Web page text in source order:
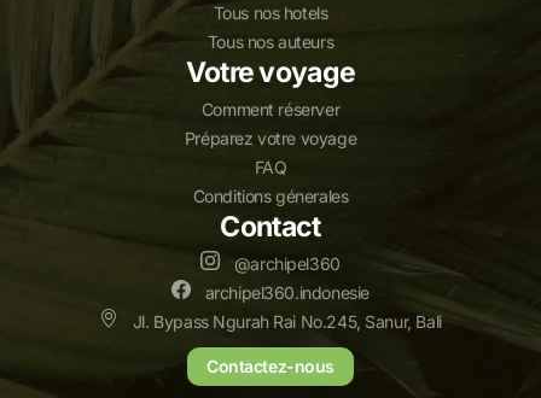
Tous nos hotels
Tous nos auteurs
Votre voyage
Comment réserver
Préparez votre voyage
FAQ
Conditions génerales
Contact
@archipel360
archipel360.indonesie
Jl. Bypass Ngurah Rai No.245, Sanur, Bali
Contactez-nous